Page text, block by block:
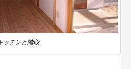
ッチンと階段